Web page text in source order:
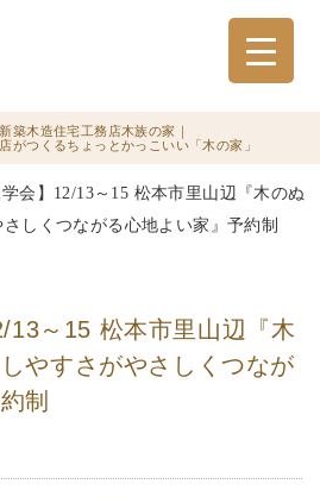
築木造住宅工務店木族の家｜
がつくるちょっとかっこいい「木の家」
学会】12/13～15 松本市里山辺『木のぬ
しくつながる心地よい家』予約制
13～15 松本市里山辺『木
やすさがやさしくつなが
制